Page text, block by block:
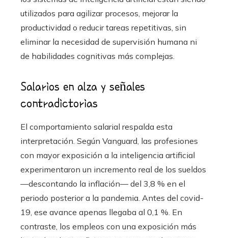
utilizados para agilizar procesos, mejorar la
productividad o reducir tareas repetitivas, sin
eliminar la necesidad de supervisión humana ni
de habilidades cognitivas más complejas.
Salarios en alza y señales
contradictorias
El comportamiento salarial respalda esta
interpretación. Según Vanguard, las profesiones
con mayor exposición a la inteligencia artificial
experimentaron un incremento real de los sueldos
—descontando la inflación— del 3,8 % en el
periodo posterior a la pandemia. Antes del covid-
19, ese avance apenas llegaba al 0,1 %. En
contraste, los empleos con una exposición más